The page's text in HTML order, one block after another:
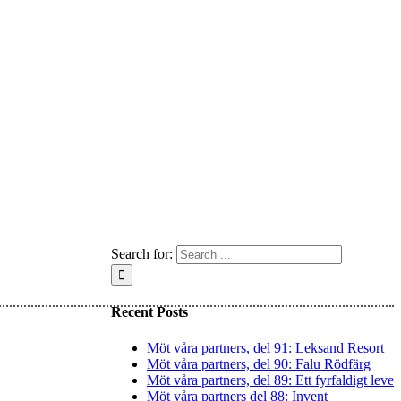
Search for:
Recent Posts
Möt våra partners, del 91: Leksand Resort
Möt våra partners, del 90: Falu Rödfärg
Möt våra partners, del 89: Ett fyrfaldigt leve
Möt våra partners del 88: Invent